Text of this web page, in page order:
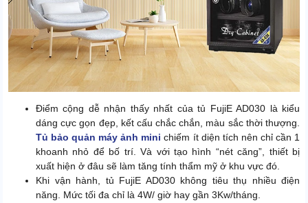
Điểm cộng dễ nhận thấy nhất của tủ FujiE AD030 là kiểu
dáng cực gọn đẹp, kết cấu chắc chắn, màu sắc thời thượng.
Tủ bảo quản máy ảnh mini chiếm ít diện tích nên chỉ cần 1
khoanh nhỏ để bố trí. Và với tạo hình “nét căng”, thiết bị
xuất hiện ở đâu sẽ làm tăng tính thẩm mỹ ở khu vực đó.
Khi vận hành, tủ FujiE AD030 không tiêu thụ nhiều điện
năng. Mức tối đa chỉ là 4W/ giờ hay gần 3Kw/tháng.